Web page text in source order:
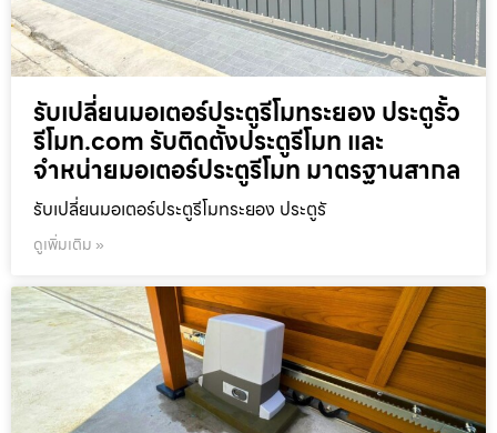
รับเปลี่ยนมอเตอร์ประตูรีโมทระยอง ประตูรั้ว
รีโมท.com รับติดตั้งประตูรีโมท และ
จำหน่ายมอเตอร์ประตูรีโมท มาตรฐานสากล
รับเปลี่ยนมอเตอร์ประตูรีโมทระยอง ประตูรั
ดูเพิ่มเติม »